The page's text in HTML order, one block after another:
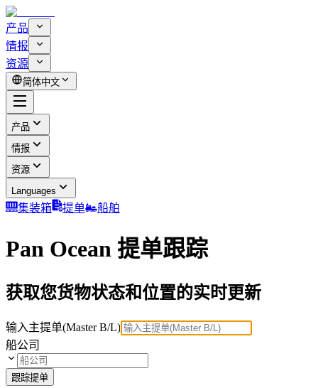
产品
情报
资源
简体中文
产品
情报
资源
Languages
集装箱 提单 船舶
Pan Ocean 提单跟踪
获取您货物状态和位置的实时更新
输入主提单(Master B/L)
船公司
跟踪提单